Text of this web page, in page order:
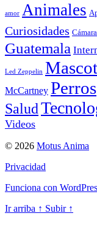
amor Animales
Curiosidades
Guatemala
Led Zeppelin
McCartney Perros
Salud
Videos
© 2026 Motus Anima
Privacidad
Funciona con
Ir arriba ↑ Subir ↑